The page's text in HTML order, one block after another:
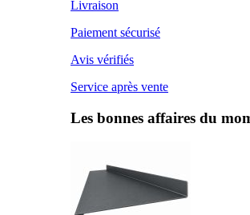
Livraison
Paiement sécurisé
Avis vérifiés
Service après vente
Les bonnes affaires du